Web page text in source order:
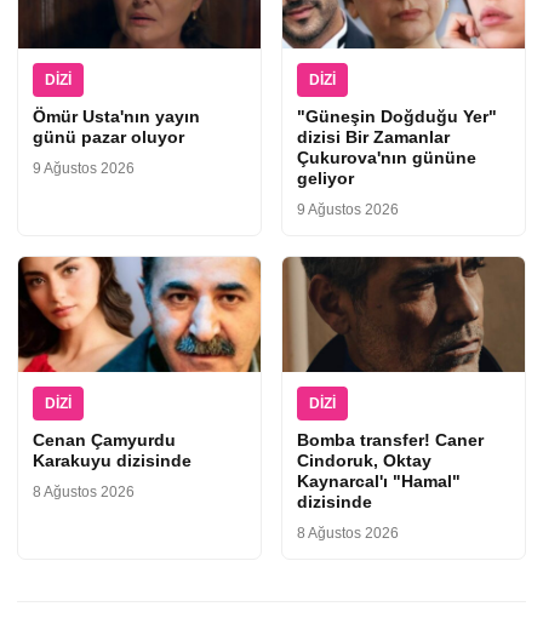
DIZI
Ömür Usta'nın yayın
günü pazar oluyor
9 Ağustos 2026
DIZI
"Güneşin Doğduğu Yer"
dizisi Bir Zamanlar
Çukurova'nın gününe
geliyor
9 Ağustos 2026
DIZI
Cenan Çamyurdu
Karakuyu dizisinde
8 Ağustos 2026
DIZI
Bomba transfer! Caner
Cindoruk, Oktay
Kaynarcal'ı "Hamal"
dizisinde
8 Ağustos 2026